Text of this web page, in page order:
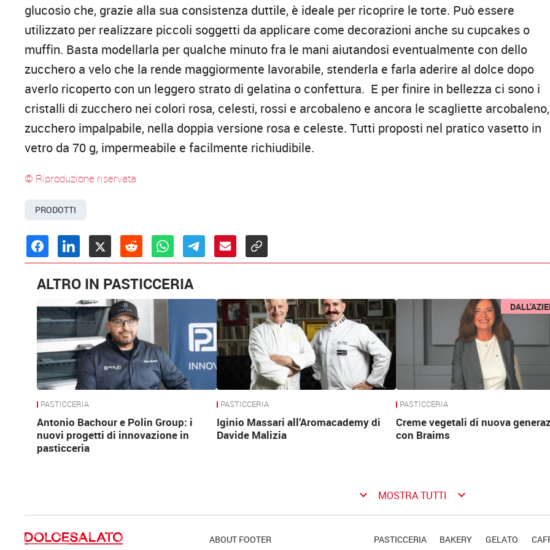
glucosio che, grazie alla sua consistenza duttile, è ideale per ricoprire le torte. Può essere
utilizzato per realizzare piccoli soggetti da applicare come decorazioni anche su cupcakes o
muffin. Basta modellarla per qualche minuto fra le mani aiutandosi eventualmente con dello
zucchero a velo che la rende maggiormente lavorabile, stenderla e farla aderire al dolce dopo
averlo ricoperto con un leggero strato di gelatina o confettura. E per finire in bellezza ci sono i
cristalli di zucchero nei colori rosa, celesti, rossi e arcobaleno e ancora le scagliette
zucchero impalpabile, nella doppia versione rosa e celeste. Tutti proposti nel pratico vasetto in
vetro da 70 g, impermeabile e facilmente richiudibile.
© Riproduzione riservata
PRODOTTI
ALTRO IN PASTICCERIA
PASTICCERIA
Antonio Bachour e Polin Group: i
nuovi progetti di innovazione in
pasticceria
PASTICCERIA
Iginio Massari all’Aromacademy di
Davide Malizia
PASTICCERIA
Creme vegetali di nuova
con Braims
keyboard_arrow_down MOSTRA TUTTI keyboard_arrow_down
ABOUT FOOTER PASTICCERIA BAKERY GELATO